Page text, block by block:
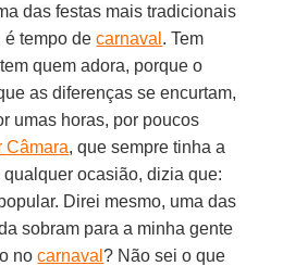
das festas mais tradicionais
é tempo decarnaval . Tem
quem adora, porque o
as diferenças se encurtam,
umas horas, por poucos
Câmara, que sempre tinha a
ocasião, dizia que:
Direi mesmo, uma das
sobram para a minha gente
nocarnaval? Não sei o que